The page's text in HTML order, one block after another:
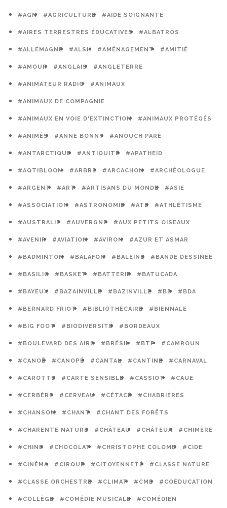
#AGN #AGRICULTURE #AIDE SOIGNANTE
#AIRES TERRESTRES ÉDUCATIVES #ALBATROS
#ALLEMAGNE #ALSH #AMÉNAGEMENT #AMITIÉ
#AMOUR #ANGLAIS #ANGLETERRE
#ANIMATEUR RADIO #ANIMAUX
#ANIMAUX DE COMPAGNIE
#ANIMAUX EN VOIE D'EXTINCTION #ANIMAUX PROTÉGÉS
#ANIMÉS #ANNE BONNY #ANOUCH PARÉ
#ANTARCTIQUE #ANTIQUITÉ #APATHEID
#AQTIBLOOM #ARBRE #ARCACHON #ARCHÉOLOGUE
#ARGENT #ART #ARTISANS DU MONDE #ASIE
#ASSOCIATION #ASTRONOMIE #ATE #ATHLÉTISME
#AUSTRALIE #AUVERGNE #AUX PETITS OISEAUX
#AVENIR #AVIATION #AVIRON #AZUR ET ASMAR
#BADMINTON #BALAFON #BALEINE #BANDE DESSINÉE
#BASILIC #BASKET #BATTERIE #BATUCADA
#BAYEUX #BAZAINVILLE #BAZINVILLE #BD #BDA
#BERNARD FRIOT #BIBLIOTHÉCAIRE #BIENNALE
#BIG FOOT #BIODIVERSITÉ #BORDEAUX
#BOULEVARD DES AIRS #BRÉSIL #BTP #CAMROUN
#CANOË #CANOPÉ #CANTAL #CANTINE #CARNAVAL
#CAROTTE #CARTE SENSIBLE #CASSIOT #CAUE
#CERBÈRE #CERVEAU #CÉTACÉ #CHABRIÈRES
#CHANSON #CHANT #CHANT DES FORÊTS
#CHARENTE NATURE #CHÂTEAU #CHÂTEUA #CHIMÈRE
#CHINE #CHOCOLAT #CHRISTOPHE COLOMB #CIDE
#CINÉMA #CIRQUE #CITOYENNETÉ #CLASSE NATURE
#CLASSE ORCHESTRE #CLIMAT #CME #COÉDUCATION
#COLLÈGE #COMÉDIE MUSICALE #COMÉDIEN